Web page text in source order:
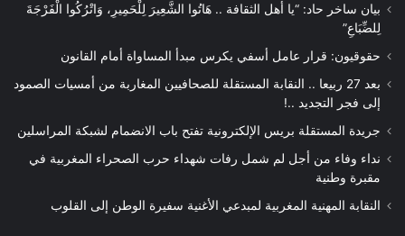
بيان ساخر حاد: “يا أهل الثقافة .. هَاتُوا الشَّعِيرَ لِلْحَمِيرِ، وَاتْرُكُوا الْفَرْجَةَ
لِلضِّبَاعِ”
حقوقيون: قرار عامل أسفي يكرس مبدأ المساواة أمام القانون
بعد 27 ربيعا .. النقابة المستقلة للصحافيين المغاربة من أمسيات الصمود
إلى فجر التجديد ..!
جريدة المستقلة بريس الإلكترونية تفتح باب الانضمام لشبكة المراسلين
نداء وفاء من أجل لم شمل رفات شهداء حرب الصحراء المغربية في
مقبرة وطنية
النقابة المهنية المغربية لمبدعي الأغنية سفيرة الوطن إلى القلوب